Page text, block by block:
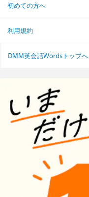
初めての方へ
利用規約
DMM英会話Wordsトップへ